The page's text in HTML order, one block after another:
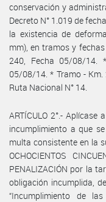
conservación y
Decreto N° 1.019 de
la existencia de
mm), en tramos y
240, Fecha 05/08/14.
05/08/14. * Tramo -
Ruta Nacional N° 14.
ARTÍCULO 2°.- Aplícase
incumplimiento a que
multa consistente en la
OCHOCIENTOS
PENALIZACIÓN por la
obligación incumplida,
“Incumplimiento de